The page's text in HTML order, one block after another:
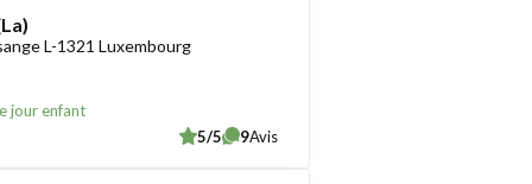
L-1321 Luxembourg
jour enfant
5/5 9Avis